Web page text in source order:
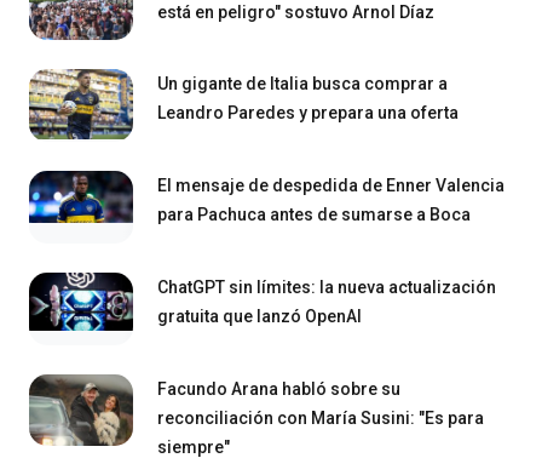
está en peligro" sostuvo Arnol Díaz
Un gigante de Italia busca comprar a
Leandro Paredes y prepara una oferta
El mensaje de despedida de Enner Valencia
para Pachuca antes de sumarse a Boca
ChatGPT sin límites: la nueva actualización
gratuita que lanzó OpenAI
Facundo Arana habló sobre su
reconciliación con María Susini: "Es para
siempre"